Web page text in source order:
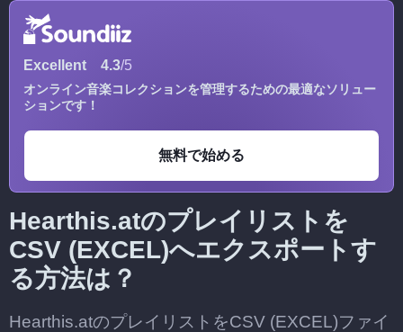
Excellent 4.3/5
オンライン音楽コレクションを管理するための最適なソリュー
ションです！
無料で始める
Hearthis.atのプレイリストを
CSV (EXCEL)へエクスポートす
る方法は？
Hearthis.atのプレイリストをCSV (EXCEL)ファイ